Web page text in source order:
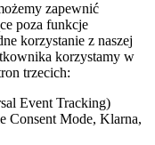
zapewnić
poza funkcje
korzystanie z naszej
korzystamy w
trzecich:
Event Tracking)
Consent Mode, Klarna,